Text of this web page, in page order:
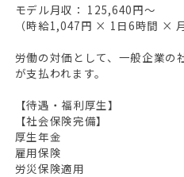
モデル月収： 125,640円～
（時給1,047円 × 1日6時間 ×
労働の対価として、一般企業の
が支払われます。
【待遇・福利厚生】
【社会保険完備】
厚生年金
雇用保険
労災保険適用